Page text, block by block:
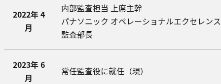
2022年 4
月
内部監査担当 上席主幹
パナソニック オペレーショナルエクセレン
監査部長
2023年 6
月
常任監査役に就任（現）